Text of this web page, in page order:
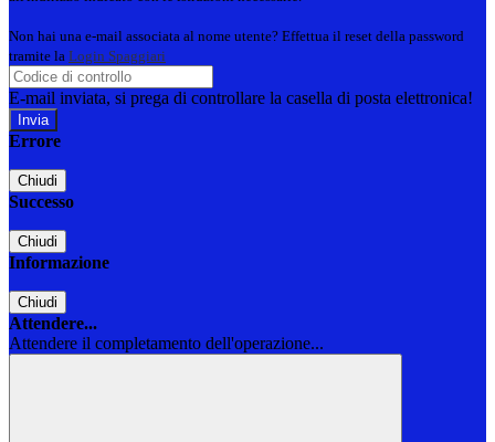
Non hai una e-mail associata al nome utente? Effettua il reset della password
tramite la Login Spaggiari
E-mail inviata, si prega di controllare la casella di posta elettronica!
Errore
Chiudi
Successo
Chiudi
Informazione
Chiudi
Attendere...
Attendere il completamento dell'operazione...